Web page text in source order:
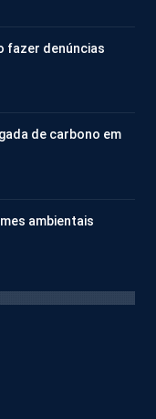
fazer denúncias
de carbono em
ambientais